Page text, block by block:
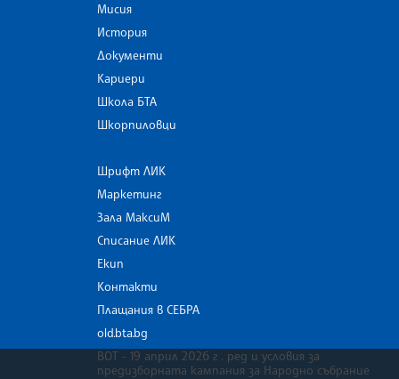
Мисия
История
Документи
Кариери
Школа БТА
Шкорпиловци
Шрифт ЛИК
Маркетинг
Зала МаксиМ
Списание ЛИК
Екип
Контакти
Плащания в СЕБРА
old.bta.bg
ВОТ - 19 април 2026 г . ред и условия за
предизборната кампания за Народно събрание